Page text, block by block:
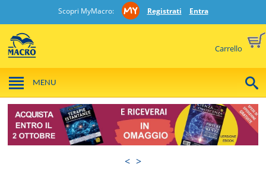
Scopri MyMacro: Registrati Entra
Carrello
MENU
< >